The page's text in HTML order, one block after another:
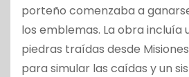
porteño comenzaba a
los emblemas. La obra incluía
piedras traídas desde
para simular las caídas y un